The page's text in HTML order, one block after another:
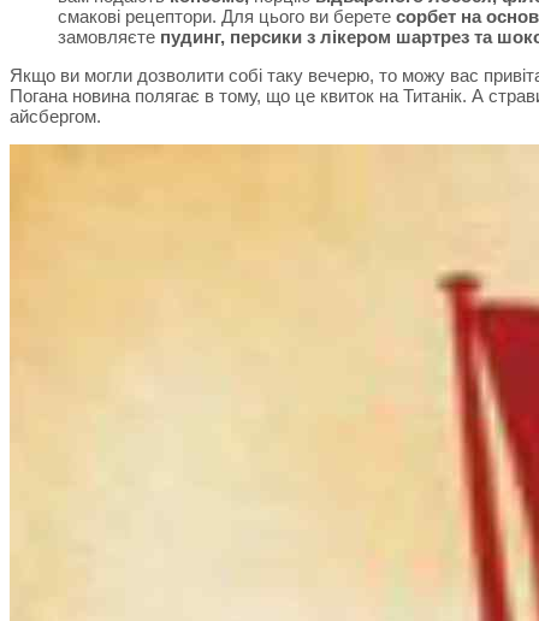
смакові рецептори. Для цього ви берете сорбет на
замовляєте пудинг, персики з лікером шартрез та
Якщо ви могли дозволити собі таку вечерю, то можу вас
Погана новина полягає в тому, що це квиток на Титанік. А
айсбергом.